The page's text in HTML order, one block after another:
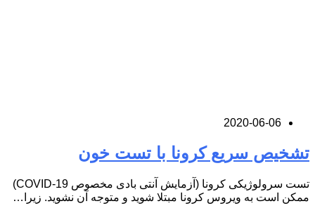
2020-06-06
تشخیص سریع کرونا با تست خون
تست سرولوژیکی کرونا (آزمایش آنتی بادی مخصوص COVID-19)
ممکن است به ویروس کرونا مبتلا شوید و متوجه آن نشوید. زیرا…